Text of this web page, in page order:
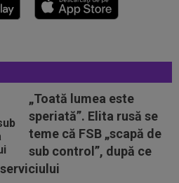
„Toată lumea este
speriată”. Elita rusă se
teme că FSB „scapă de
sub control”, după ce
pentru FCSB! A făcut
a ”explodat”, după UTA -
respect nu...
a spus totul despre
fost...
au dat verdictul la cea mai
- Rapid...